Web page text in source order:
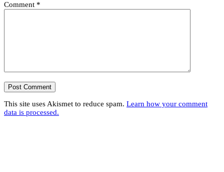
Comment *
This site uses Akismet to reduce spam. Learn how your comment
data is processed.